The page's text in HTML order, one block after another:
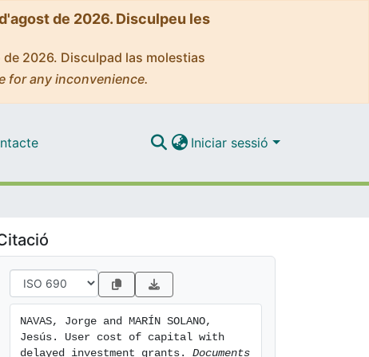
de 2026. Disculpeu les
2026. Disculpad las molestias
for any inconvenience.
Iniciar sessió
NAVAS, Jorge and MARÍN SOLANO,
Jesús. User cost of capital with
delayed investment grants. Documents